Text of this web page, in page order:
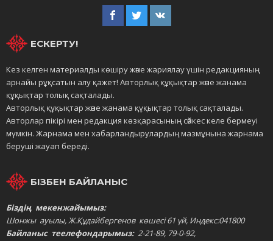
ЕСКЕРТУ!
Кез келген материалды көшіру және жариялау үшін редакцияның
арнайы рұқсатын алу қажет! Авторлық құқықтар және жанама
құқықтар толық сақталады.
Авторлық құқықтар және жанама құқықтар толық сақталады.
Авторлар пікірі мен редакция көзқарасының сәйкес келе бермеуі
мүмкін. Жарнама мен хабарландырулардың мазмұнына жарнама
беруші жауап береді.
БІЗБЕН БАЙЛАНЫС
Біздің мекенжайымыз:
Шонжы ауылы, Ж.Құдайбергенов көшесі 61 үй, Индекс:041800
Байланыс теелефондарымыз: 2-21-89, 79-0-92,